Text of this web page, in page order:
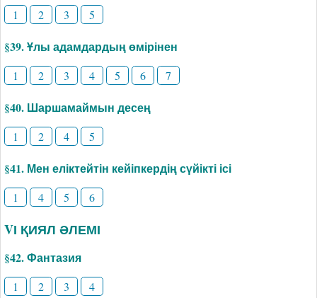
1 2 3 5
§39. Ұлы адамдардың өмірінен
1 2 3 4 5 6 7
§40. Шаршамаймын десең
1 2 4 5
§41. Мен еліктейтін кейіпкердің сүйікті ісі
1 4 5 6
VІ ҚИЯЛ ӘЛЕМІ
§42. Фантазия
1 2 3 4